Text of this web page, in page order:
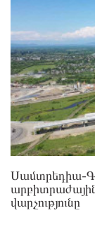
Սամտրեդիա-
վարչությունը